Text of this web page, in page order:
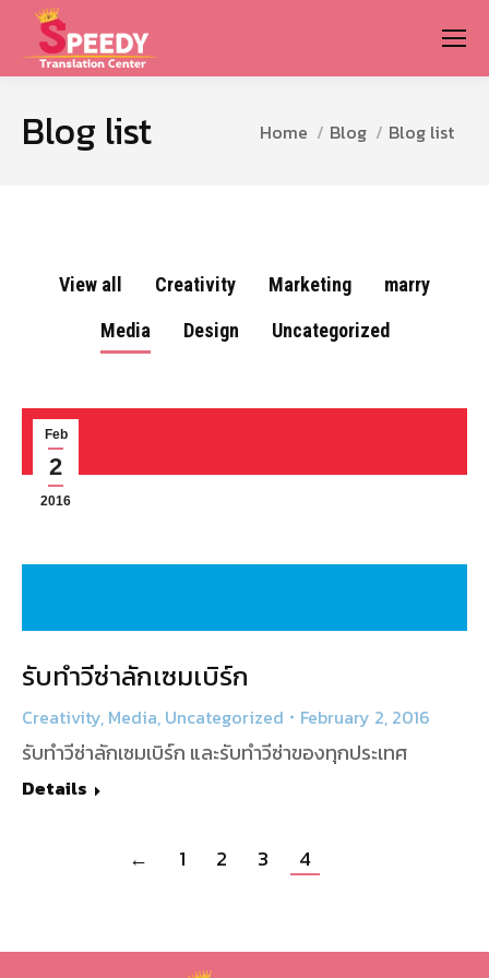
Blog list You are here:
Home Blog Blog list
View all Creativity Marketing
marry
Media
Design Uncategorized
Feb
2
2016
รับทำวีซ่าลักเซมเบิร์ก
Creativity, Media, Uncategorized February 2, 2016
รับทำวีซ่าลักเซมเบิร์ก และรับทำวีซ่าของทุกประเทศ
Details
← 1 2 3 4